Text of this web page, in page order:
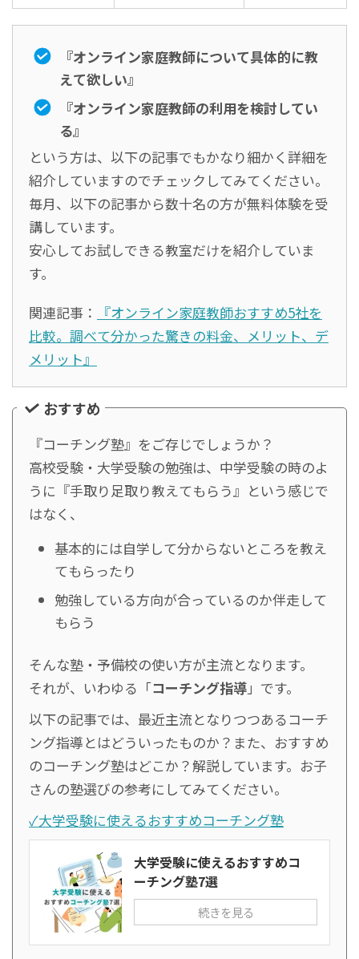
『オンライン家庭教師について具体的に教
えて欲しい』
『オンライン家庭教師の利用を検討してい
る』
という方は、以下の記事でもかなり細かく詳細を
紹介していますのでチェックしてみてください。
毎月、以下の記事から数十名の方が無料体験を受
講しています。
安心してお試しできる教室だけを紹介していま
す。
関連記事：
『オンライン家庭教師おすすめ5社を
比較。調べて分かった驚きの料金、メリット、デ
メリット』
おすすめ
『コーチング塾』をご存じでしょうか？
高校受験・大学受験の勉強は、中学受験の時のよ
うに『手取り足取り教えてもらう』という感じで
はなく、
基本的には自学して分からないところを教え
てもらったり
勉強している方向が合っているのか伴走して
もらう
そんな塾・予備校の使い方が主流となります。
それが、いわゆる「コーチング指導」です。
以下の記事では、最近主流となりつつあるコーチ
ング指導とはどういったものか？また、おすすめ
のコーチング塾はどこか？解説しています。お子
さんの塾選びの参考にしてみてください。
✓大学受験に使えるおすすめコーチング塾
大学受験に使えるおすすめコ
ーチング塾7選
続きを見る